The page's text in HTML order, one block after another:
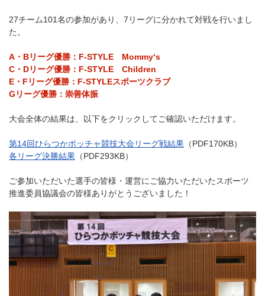
27チーム101名の参加があり、7リーグに分かれて対戦を行いまし
た。
A・Bリーグ優勝：F-STYLE Mommy‘s
C・Dリーグ優勝：F-STYLE Children
E・Fリーグ優勝：F-STYLEスポーツクラブ
Gリーグ優勝：崇善体振
大会全体の結果は、以下をクリックしてご確認いただけます。
第14回ひらつかボッチャ競技大会リーグ戦結果 （PDF170KB）
各リーグ決勝結果 （PDF293KB）
ご参加いただいた選手の皆様・運営にご協力いただいたスポーツ
推進委員協議会の皆様ありがとうございました！